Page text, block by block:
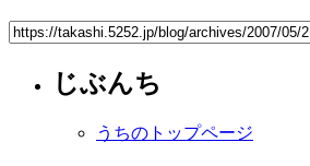
じぶんち
うちのトップページ